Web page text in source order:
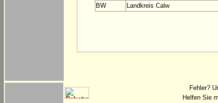
BW
Landkreis Calw
Fehler?
Helfen Sie